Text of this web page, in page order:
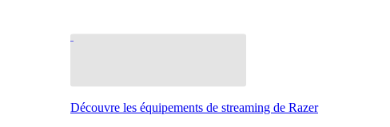
Découvre les équipements de streaming de Razer